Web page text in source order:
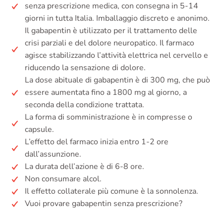
senza prescrizione medica, con consegna in 5-14
giorni in tutta Italia. Imballaggio discreto e anonimo.
Il gabapentin è utilizzato per il trattamento delle
crisi parziali e del dolore neuropatico. Il farmaco
agisce stabilizzando l’attività elettrica nel cervello e
riducendo la sensazione di dolore.
La dose abituale di gabapentin è di 300 mg, che può
essere aumentata fino a 1800 mg al giorno, a
seconda della condizione trattata.
La forma di somministrazione è in compresse o
capsule.
L’effetto del farmaco inizia entro 1-2 ore
dall’assunzione.
La durata dell’azione è di 6-8 ore.
Non consumare alcol.
Il effetto collaterale più comune è la sonnolenza.
Vuoi provare gabapentin senza prescrizione?